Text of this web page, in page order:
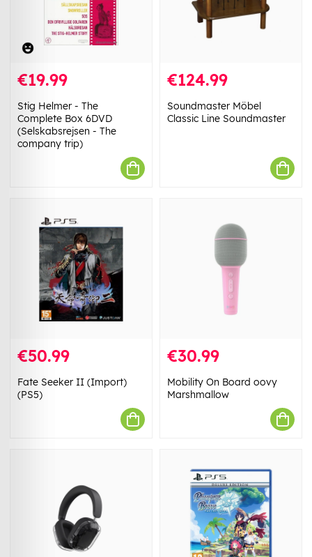
€19.99
Stig Helmer - The
Complete Box 6DVD
(Selskabsrejsen - The
company trip)
€124.99
Soundmaster Möbel
Classic Line Soundmaster
€50.99
Fate Seeker II (Import)
(PS5)
€30.99
Mobility On Board oovy
Marshmallow